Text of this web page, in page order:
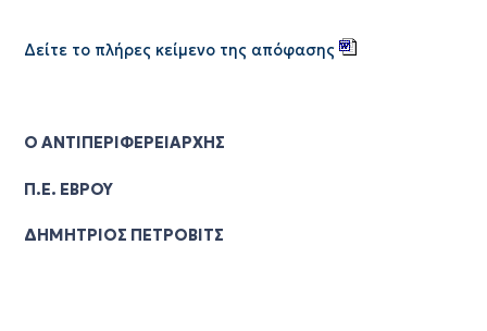
Δείτε το πλήρες κείμενο της απόφασης
Ο ΑΝΤΙΠΕΡΙΦΕΡΕΙΑΡΧΗΣ
Π.Ε. ΕΒΡΟΥ
ΔΗΜΗΤΡΙΟΣ ΠΕΤΡΟΒΙΤΣ